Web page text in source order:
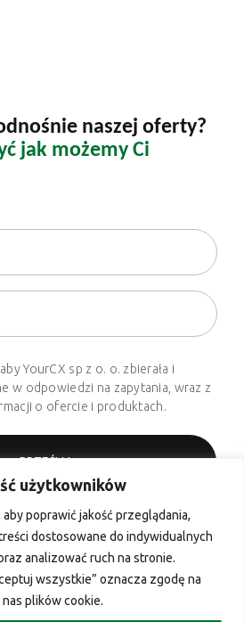
użytkowników
poprawić jakość przeglądania,
dostosowane do indywidualnych
analizować ruch na stronie.
wszystkie” oznacza zgodę na
plików cookie.
naszej oferty?
jak możemy Ci
YourCX sp z o. o. zbierała i
w odpowiedzi na zapytania, wraz z
o ofercie i produktach.
Telefon
+48 661 627 620
Email
contact@yourcx.io